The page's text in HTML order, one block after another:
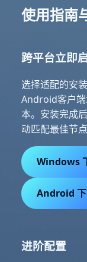
使用指南
跨平台立即
选择适配的安
Android客户
本。安装完成
动匹配最佳节点
Windows
Android
进阶配置